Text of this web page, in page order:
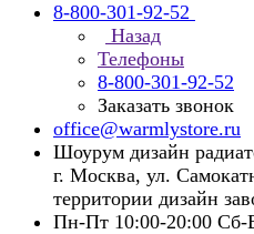
8-800-301-92-52
Назад
Телефоны
8-800-301-92-52
Заказать звонок
office@warmlystore.ru
Шоурум дизайн
г. Москва, ул.
территории дизайн
Пн-Пт 10:00-20:00 Сб-